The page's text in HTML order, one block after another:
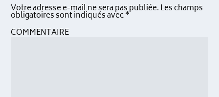
Votre adresse e-mail ne sera pas publiée.Les champs
obligatoires sont indiqués avec*
COMMENTAIRE